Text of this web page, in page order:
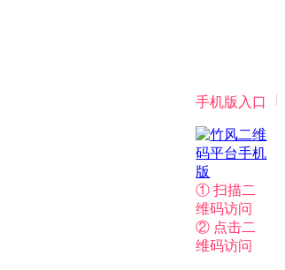
|
手机版入口
① 扫描二
维码访问
② 点击二
维码访问